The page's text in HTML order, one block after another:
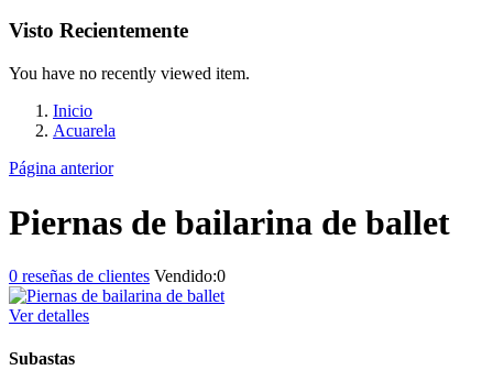
Visto Recientemente
You have no recently viewed item.
Inicio
Acuarela
Página anterior
Piernas de bailarina de ballet
0 reseñas de clientes Vendido:0
Ver detalles
Subastas